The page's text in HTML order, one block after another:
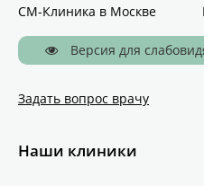
СМ-Клиника в Москве
Версия для
Задать вопрос врачу
Наши клиники